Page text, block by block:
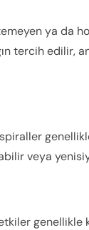
ya da
tercih edilir,
veya
genellikle